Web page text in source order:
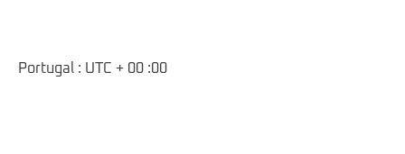
Portugal : UTC + 00 :00